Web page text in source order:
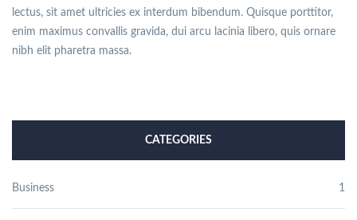
lectus, sit amet ultricies ex interdum bibendum. Quisque porttitor,
enim maximus convallis gravida, dui arcu lacinia libero, quis ornare
nibh elit pharetra massa.
CATEGORIES
Business 1